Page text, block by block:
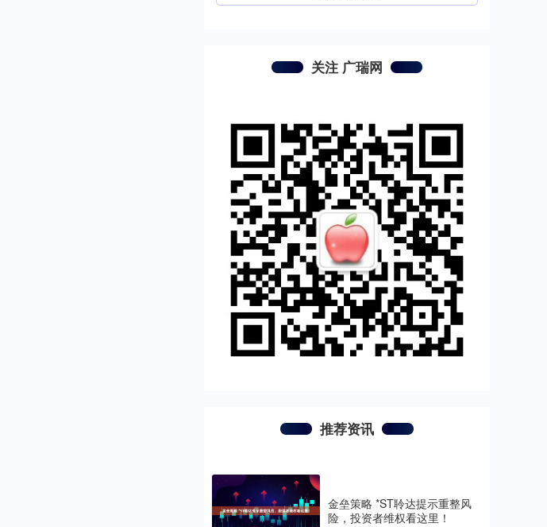
关注 广瑞网
推荐资讯
金垒策略 *ST聆达提示重整风
险，投资者维权看这里！